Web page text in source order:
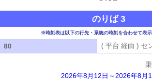
のりば 3
※時刻表は以下の行先・系統の時刻を合わせて表
80 ( 平台 経由 ) セ
2026年8月12日～2026年8月